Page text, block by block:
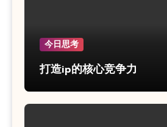
今日思考
打造ip的核心竞争力